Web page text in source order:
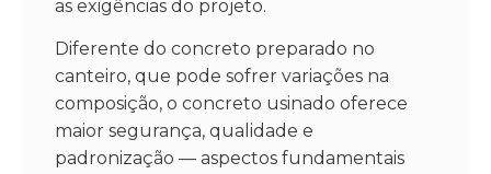
as exigências do projeto.
Diferente do concreto preparado no
canteiro, que pode sofrer variações na
composição, o concreto usinado oferece
maior segurança, qualidade e
padronização — aspectos fundamentais